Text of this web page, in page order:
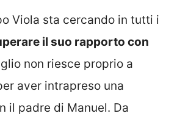
Viola sta cercando in tutti i
il suo rapporto con
non riesce proprio a
aver intrapreso una
il padre di Manuel. Da